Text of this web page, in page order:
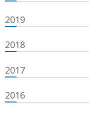
2019
2018
2017
2016